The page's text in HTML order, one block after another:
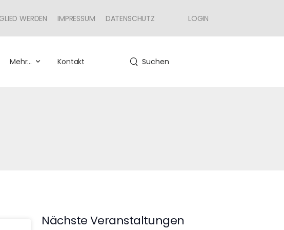
WERDEN IMPRESSUM DATENSCHUTZ LOGIN
Suchen
Mehr… Kontakt
Nächste Veranstaltungen